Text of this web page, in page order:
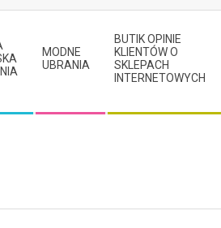
MODNE
UBRANIA
BUTIK OPINIE
KLIENTÓW O
SKLEPACH
INTERNETOWYCH